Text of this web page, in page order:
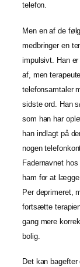
telefon.
Men en af de
medbringer en
impulsivt. Han
af, men
telefonsamtaler
sidste ord. Han
som han har
han indlagt på
nogen
Fadernavnet
ham for at
Per deprimeret,
fortsætte
gang mere
bolig.
Det kan